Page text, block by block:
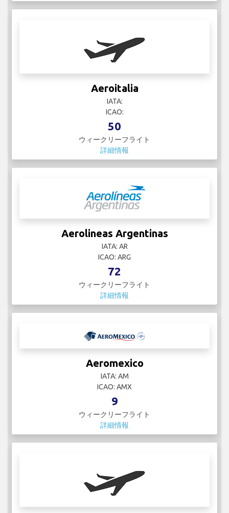
Aeroitalia
IATA:
ICAO:
50
ウィークリーフライト
詳細情報
Aerolineas Argentinas
IATA: AR
ICAO: ARG
72
ウィークリーフライト
詳細情報
Aeromexico
IATA: AM
ICAO: AMX
9
ウィークリーフライト
詳細情報